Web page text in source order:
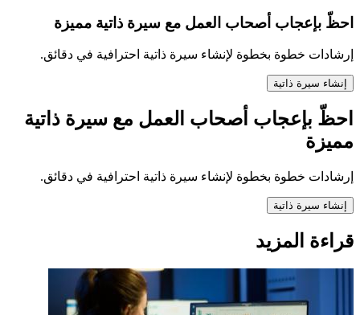
احظّ بإعجاب أصحاب العمل مع سيرة ذاتية مميزة
إرشادات خطوة بخطوة لإنشاء سيرة ذاتية احترافية في دقائق.
إنشاء سيرة ذاتية
احظّ بإعجاب أصحاب العمل مع سيرة ذاتية
مميزة
إرشادات خطوة بخطوة لإنشاء سيرة ذاتية احترافية في دقائق.
إنشاء سيرة ذاتية
قراءة المزيد